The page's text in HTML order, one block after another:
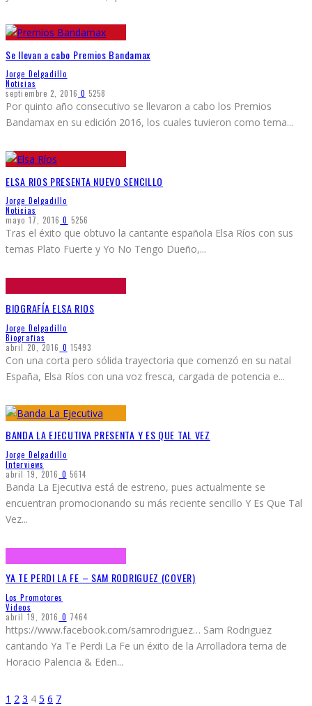
Se llevan a cabo Premios Bandamax
Jorge Delgadillo
Noticias
septiembre 2, 2016 0 5258
Por quinto año consecutivo se llevaron a cabo los Premios
Bandamax en su edición 2016, los cuales tuvieron como tema...
ELSA RIOS PRESENTA NUEVO SENCILLO
Jorge Delgadillo
Noticias
mayo 17, 2016 0 5256
Tras el éxito que obtuvo la cantante española Elsa Ríos con sus
temas Plato Fuerte y Yo No Tengo Dueño,...
BIOGRAFÍA ELSA RIOS
Jorge Delgadillo
Biografias
abril 20, 2016 0 15493
Con una corta pero sólida trayectoria que comenzó en su natal
España, Elsa Ríos con una voz fresca, cargada de potencia e...
BANDA LA EJECUTIVA PRESENTA Y ES QUE TAL VEZ
Jorge Delgadillo
Interviews
abril 19, 2016 0 5614
Banda La Ejecutiva está de estreno, pues actualmente se
encuentran promocionando su más reciente sencillo Y Es Que Tal
Vez...
YA TE PERDI LA FE – SAM RODRIGUEZ (COVER)
Los Promotores
Videos
abril 19, 2016 0 7464
https://www.facebook.com/samrodriguez… Sam Rodriguez
cantando Ya Te Perdi La Fe un éxito de la Arrolladora tema de
Horacio Palencia & Eden...
1 2 3 4 5 6 7